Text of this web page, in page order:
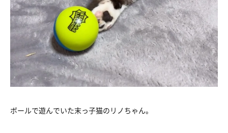
ボールで遊んでいた末っ子猫のリノちゃん。